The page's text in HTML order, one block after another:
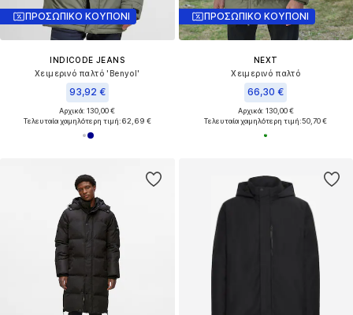
ΠΡΟΣΩΠΙΚΟ ΚΟΥΠΟΝΙ
INDICODE JEANS
Χειμερινό παλτό 'Benyol'
93,92 €
Αρχικά: 130,00 €
Τελευταία χαμηλότερη τιμή:62,69 €
ΠΡΟΣΩΠΙΚΟ ΚΟΥΠΟΝΙ
NEXT
Χειμερινό παλτό
66,30 €
Αρχικά: 130,00 €
Τελευταία χαμηλότερη τιμή:50,70 €